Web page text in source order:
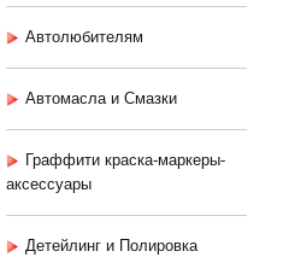
Автолюбителям
Автомасла и Смазки
Граффити краска-маркеры-
аксессуары
Детейлинг и Полировка